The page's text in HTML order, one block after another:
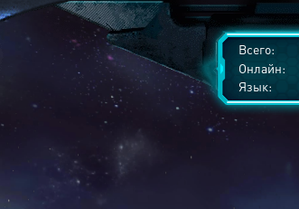
Всего:
Онлайн:
Язык: